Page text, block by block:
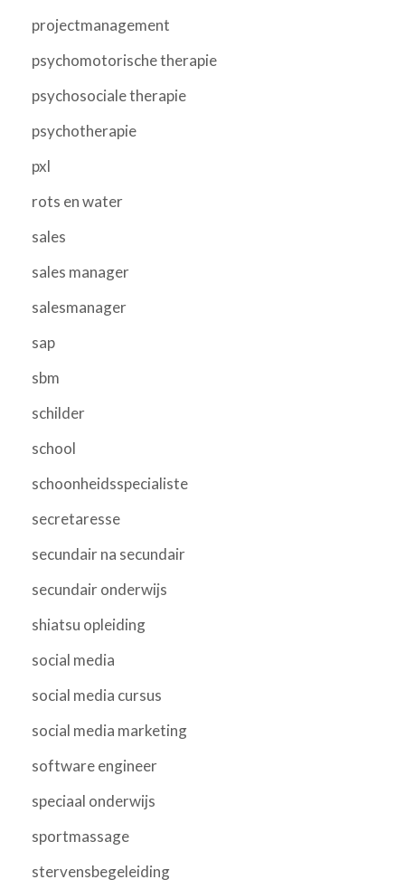
projectmanagement
psychomotorische therapie
psychosociale therapie
psychotherapie
pxl
rots en water
sales
sales manager
salesmanager
sap
sbm
schilder
school
schoonheidsspecialiste
secretaresse
secundair na secundair
secundair onderwijs
shiatsu opleiding
social media
social media cursus
social media marketing
software engineer
speciaal onderwijs
sportmassage
stervensbegeleiding